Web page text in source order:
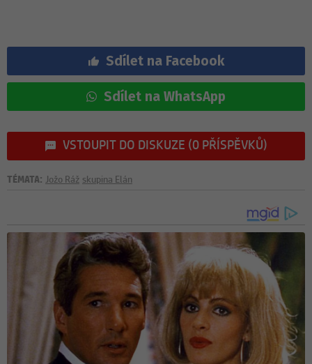
Sdílet na Facebook
Sdílet na WhatsApp
VSTOUPIT DO DISKUZE (0 PŘÍSPĚVKŮ)
TÉMATA: Jožo Ráž skupina Elán